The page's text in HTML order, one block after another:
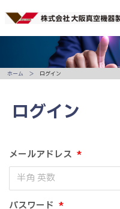
ログイン
メールアドレス *
パスワード *
ホーム ログイン